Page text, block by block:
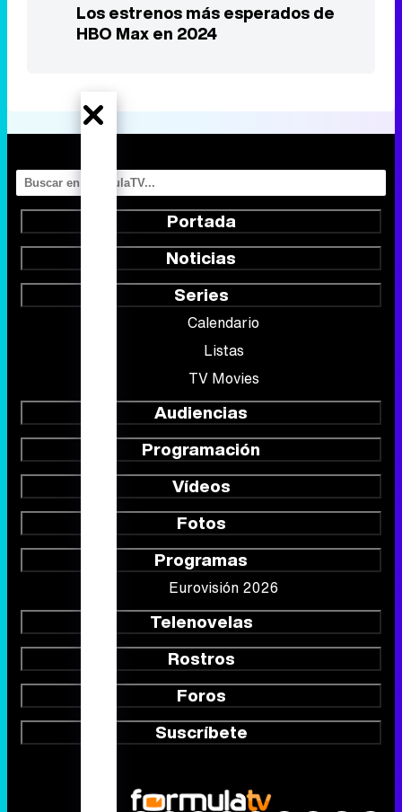
Los estrenos más esperados de
HBO Max en 2024
Portada
Noticias
Series
Calendario
Listas
TV Movies
Audiencias
Programación
Vídeos
Fotos
Programas
Eurovisión 2026
Telenovelas
Rostros
Foros
Suscríbete